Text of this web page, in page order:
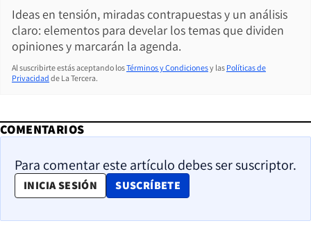
Ideas en tensión, miradas contrapuestas y un análisis
claro: elementos para develar los temas que dividen
opiniones y marcarán la agenda.
Al suscribirte estás aceptando losTérminos y Condicionesy las Políticas de
Privacidad de La Tercera.
COMENTARIOS
Para comentar este artículo debes ser suscriptor.
INICIA SESIÓN SUSCRÍBETE
OPENS IN NEW WINDOW